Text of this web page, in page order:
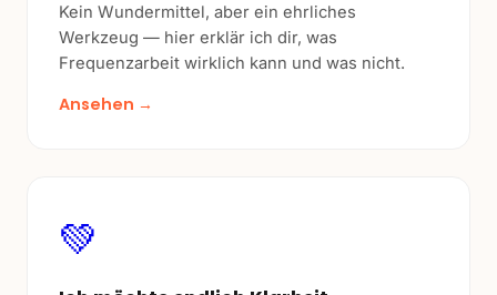
Kein Wundermittel, aber ein ehrliches
Werkzeug — hier erklär ich dir, was
Frequenzarbeit wirklich kann und was nicht.
Ansehen →
💚